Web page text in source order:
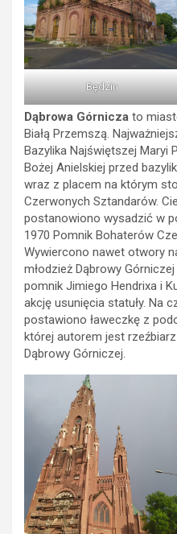
Będzin
Dąbrowa Górnicza to
Białą Przemszą.
Bazylika Najświętszej Maryi
Bożej Anielskiej przed
wraz z placem na którym
Czerwonych Sztandarów.
postanowiono wysadzić w
1970 Pomnik Bohaterów
Wywiercono nawet otwory
młodzież Dąbrowy
pomnik Jimiego Hendrixa i
akcję usunięcia statuły. Na
postawiono ławeczkę z
której autorem jest
Dąbrowy Górniczej.